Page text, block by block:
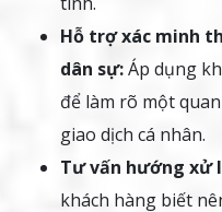
Hỗ trợ xác minh
dân sự:Áp dụng
để làm rõ một
giao dịch cá nhân.
Tư vấn hướng xử
khách hàng biết